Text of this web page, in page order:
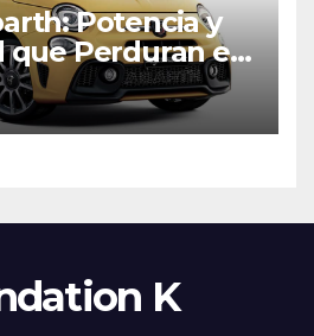
Potencia y
que Perduran en
K